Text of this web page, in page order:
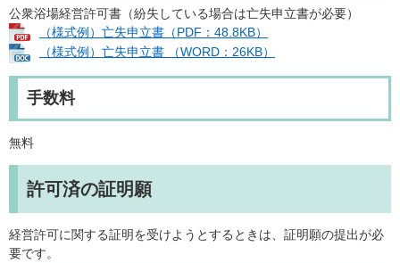
公衆浴場経営許可書（紛失している場合は亡失申立書が必要）
（様式例）亡失申⽴書（PDF：48.8KB）
（様式例）亡失申⽴書 （WORD：26KB）
手数料
無料
許可済の証明願
経営許可に関する証明を受けようとするときは、証明願の提出が必
要です。